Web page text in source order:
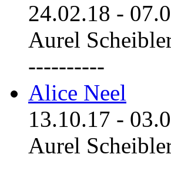
24.02.18 -
Aurel
----------
Alice Neel
13.10.17 -
Aurel